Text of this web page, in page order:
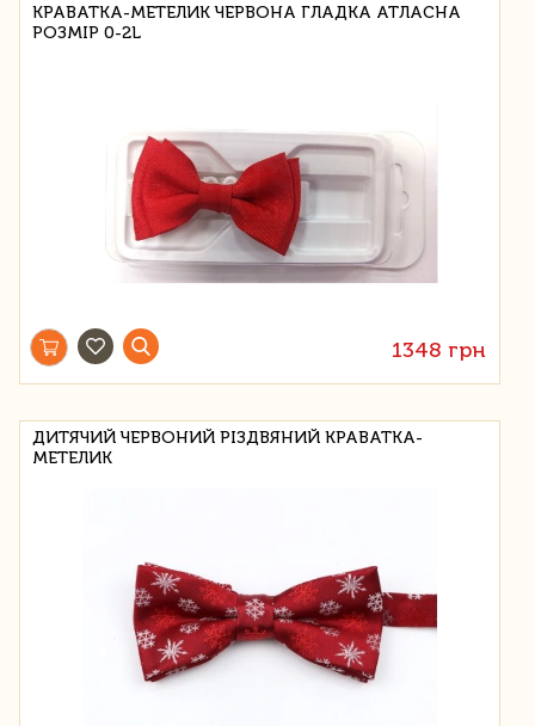
КРАВАТКА-МЕТЕЛИК ЧЕРВОНА ГЛАДКА АТЛАСНА
РОЗМІР 0-2L
1348 грн
ДИТЯЧИЙ ЧЕРВОНИЙ РІЗДВЯНИЙ КРАВАТКА-
МЕТЕЛИК